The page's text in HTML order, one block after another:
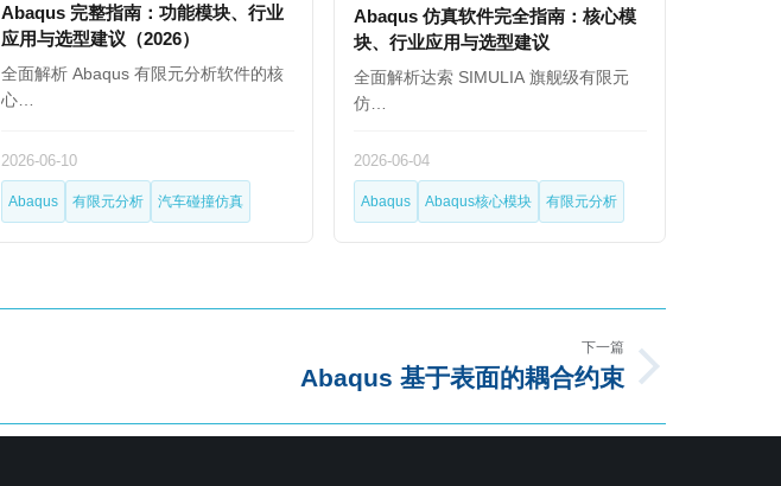
Abaqus 完整指南：功能模块、行业
应用与选型建议（2026）
全面解析 Abaqus 有限元分析软件的核
心…
2026-06-10
Abaqus 有限元分析 汽车碰撞仿真
Abaqus 仿真软件完全指南：核心模
块、行业应用与选型建议
全面解析达索 SIMULIA 旗舰级有限元
仿…
2026-06-04
Abaqus Abaqus核心模块 有限元分析
下一篇
Abaqus 基于表面的耦合约束